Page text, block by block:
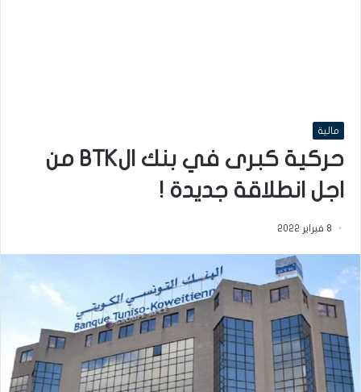
مالية
حركية كبرى في بنك الBTK من
اجل انطلاقة جديدة !
8 فبراير 2022